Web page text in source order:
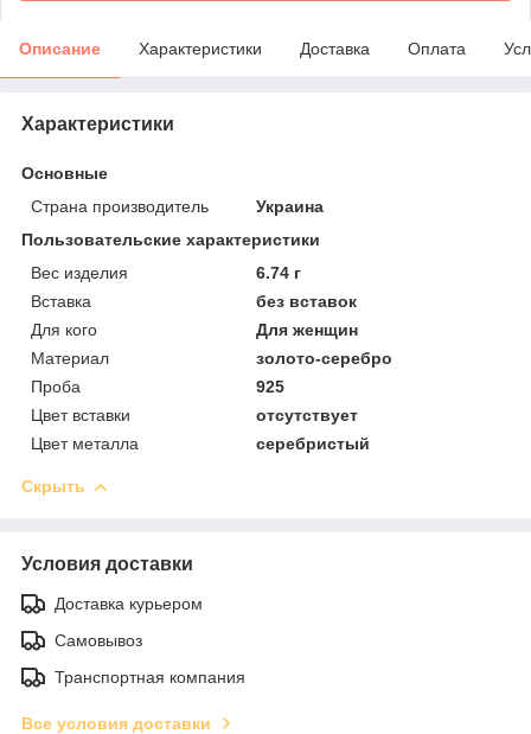
Описание Характеристики Доставка Оплата
Характеристики
Основные
Страна производитель
Украина
Пользовательские характеристики
Вес изделия
6.74 г
Вставка
без вставок
Для кого
Для женщин
Материал
золото-серебро
Проба
925
Цвет вставки
отсутствует
Цвет металла
серебристый
Скрыть
Условия доставки
Доставка курьером
Самовывоз
Транспортная компания
Все условия доставки